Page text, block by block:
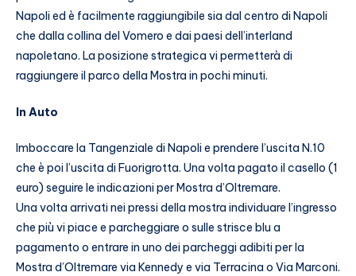
Napoli ed è facilmente raggiungibile sia dal centro di Napoli
che dalla collina del Vomero e dai paesi dell’interland
napoletano. La posizione strategica vi permetterà di
raggiungere il parco della Mostra in pochi minuti.
In Auto
Imboccare la Tangenziale di Napoli e prendere l’uscita N.10
che è poi l’uscita di Fuorigrotta. Una volta pagato il casello (1
euro) seguire le indicazioni per Mostra d’Oltremare.
Una volta arrivati nei pressi della mostra individuare l’ingresso
che più vi piace e parcheggiare o sulle strisce blu a
pagamento o entrare in uno dei parcheggi adibiti per la
Mostra d’Oltremare via Kennedy e via Terracina o Via Marconi.